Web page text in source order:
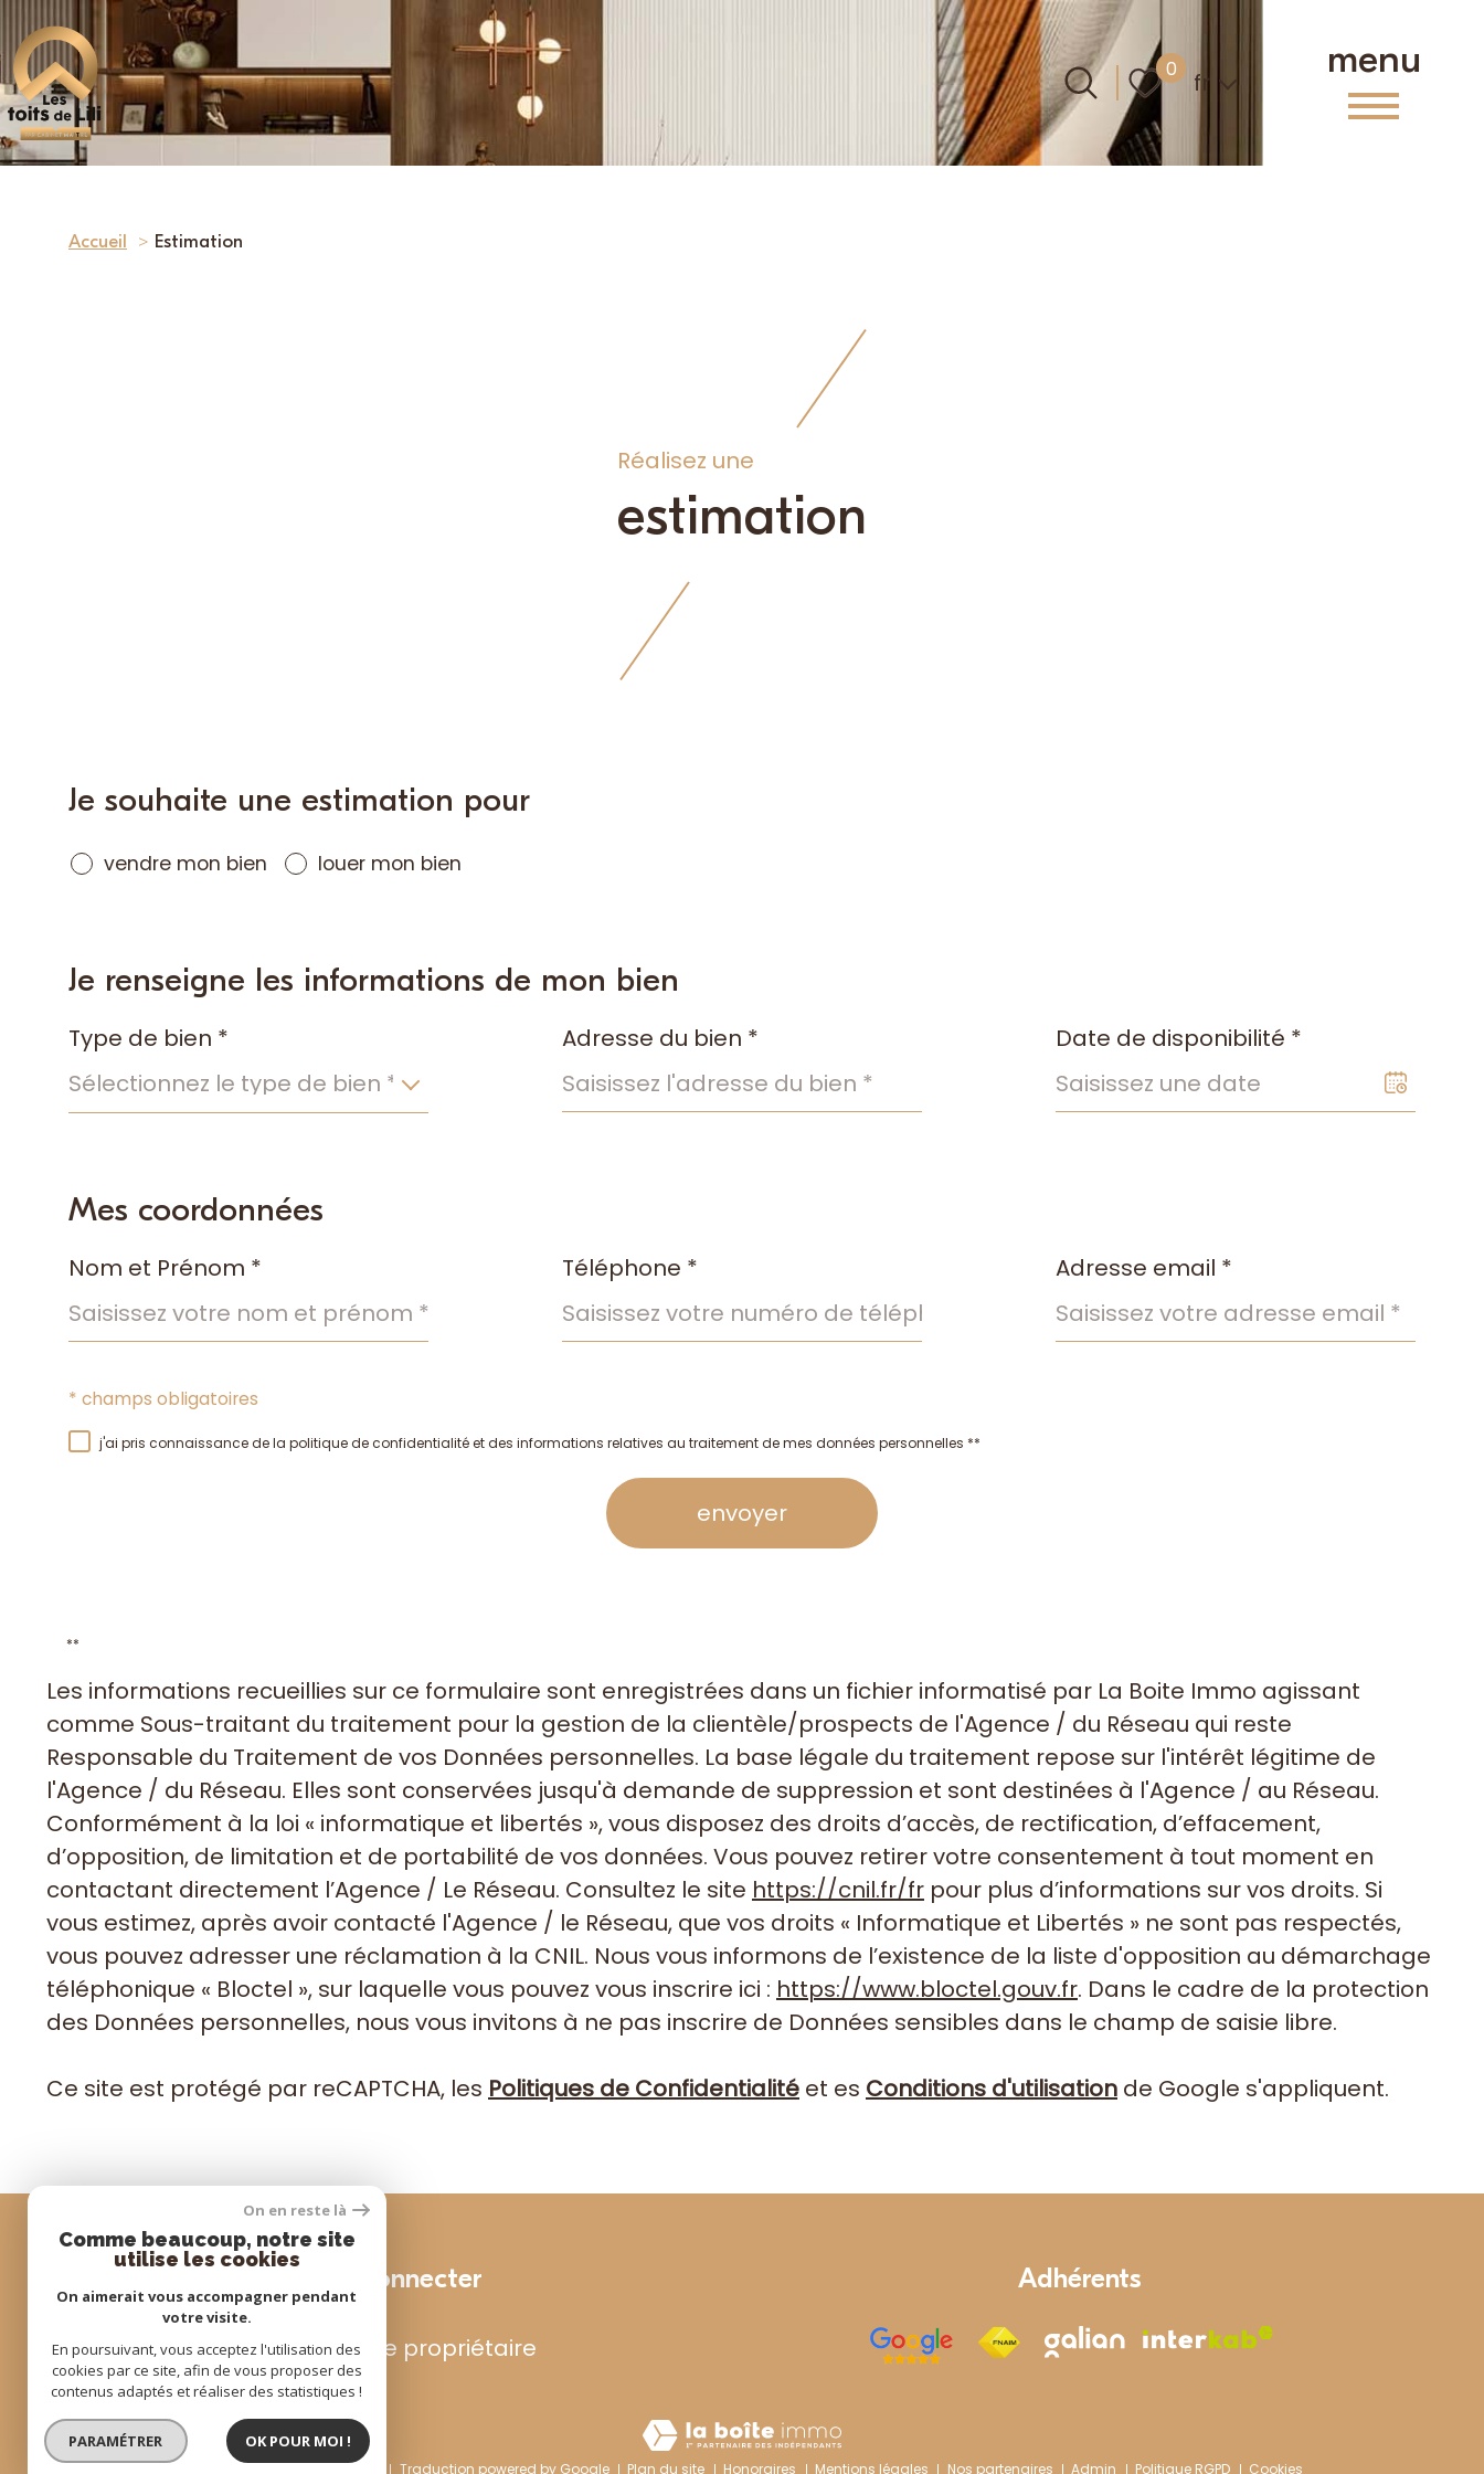
menu
0 Langue
fr
Accueil Estimation
réalisez une
estimation
par
Je souhaite une estimation pour
vendre mon bien louer mon bien
par
Je renseigne les informations de mon bien
Type de bien *
Sélectionnez le type de bien *
Adresse du bien * Date de disponibilité *
par
Mes coordonnées
Nom et Prénom * Téléphone * Adresse email *
Validation
* champs obligatoires
j'ai pris connaissance de la politique de confidentialité et des informations relatives au traitement de mes données personnelles **
envoyer
**
Les informations recueillies sur ce formulaire sont enregistrées dans un fichier informatisé par La Boite Immo agissant
comme Sous-traitant du traitement pour la gestion de la clientèle/prospects de l'Agence / du Réseau qui reste
Responsable du Traitement de vos Données personnelles. La base légale du traitement repose sur l'intérêt légitime de
l'Agence / du Réseau. Elles sont conservées jusqu'à demande de suppression et sont destinées à l'Agence / au Réseau.
Conformément à la loi « informatique et libertés », vous disposez des droits d’accès, de rectification, d’effacement,
d’opposition, de limitation et de portabilité de vos données. Vous pouvez retirer votre consentement à tout moment en
contactant directement l’Agence / Le Réseau. Consultez le site https://cnil.fr/fr pour plus d’informations sur vos droits. Si
vous estimez, après avoir contacté l'Agence / le Réseau, que vos droits « Informatique et Libertés » ne sont pas respectés,
vous pouvez adresser une réclamation à la CNIL. Nous vous informons de l’existence de la liste d'opposition au démarchage
téléphonique « Bloctel », sur laquelle vous pouvez vous inscrire ici : https://www.bloctel.gouv.fr. Dans le cadre de la protection
des Données personnelles, nous vous invitons à ne pas inscrire de Données sensibles dans le champ de saisie libre.
Ce site est protégé par reCAPTCHA, les Politiques de Confidentialité et es Conditions d'utilisation de Google s'appliquent.
Se connecter
espace propriétaire
Adhérents
Tous droits réservés Traduction powered by Google Plan du site Honoraires Mentions légales Nos partenaires Admin Politique RGPD Cookies
On en reste là
Comme beaucoup, notre site
utilise les cookies
On aimerait vous accompagner pendant
votre visite.
En poursuivant, vous acceptez l'utilisation des
cookies par ce site, afin de vous proposer des
contenus adaptés et réaliser des statistiques !
PARAMÉTRER OK POUR MOI !